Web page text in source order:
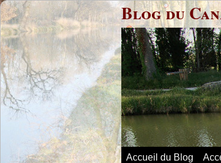
Blog du
Accueil du Blog